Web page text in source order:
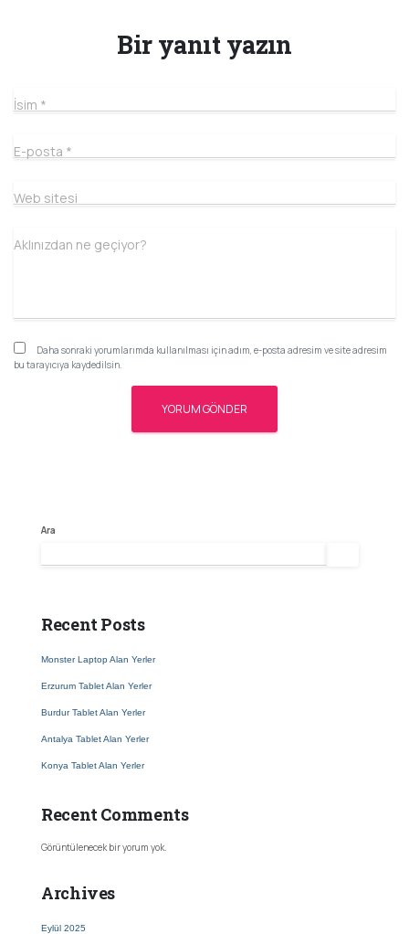
Bir yanıt yazın
İsim *
E-posta *
Web sitesi
Aklınızdan ne geçiyor?
Daha sonraki yorumlarımda kullanılması için adım, e-posta adresim ve site adresim
bu tarayıcıya kaydedilsin.
Ara
Recent Posts
Monster Laptop Alan Yerler
Erzurum Tablet Alan Yerler
Burdur Tablet Alan Yerler
Antalya Tablet Alan Yerler
Konya Tablet Alan Yerler
Recent Comments
Görüntülenecek bir yorum yok.
Archives
Eylül 2025